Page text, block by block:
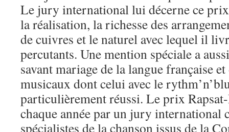
Le jury international lui décerne ce
la réalisation, la richesse des
de cuivres et le naturel avec lequel il
percutants. Une mention spéciale a
savant mariage de la langue française
musicaux dont celui avec le
particulièrement réussi. Le prix
chaque année par un jury international
spécialistes de la chanson issus de la